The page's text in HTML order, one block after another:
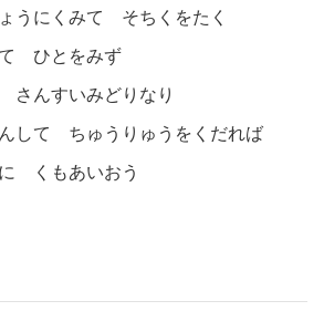
うにくみて そちくをたく
ひとをみず
さんすいみどりなり
して ちゅうりゅうをくだれば
くもあいおう